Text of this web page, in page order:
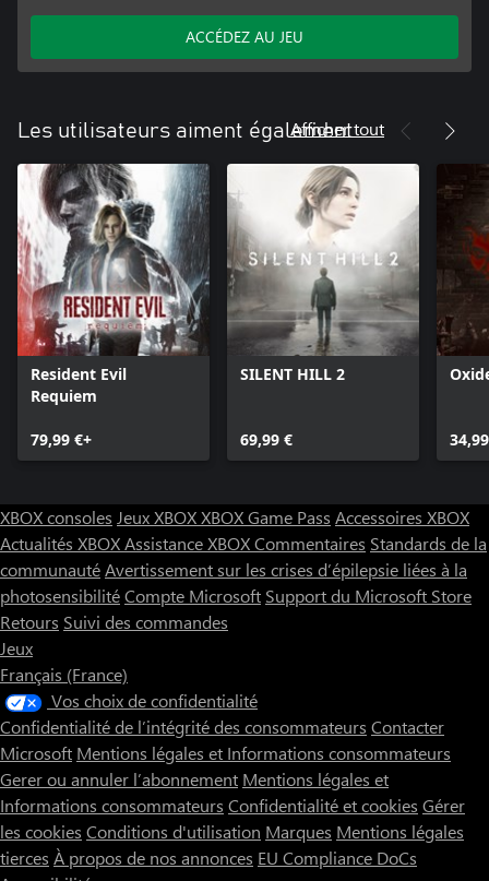
ACCÉDEZ AU JEU
Les utilisateurs aiment également
Afficher tout
Resident Evil
Requiem
79,99 €+
SILENT HILL 2
69,99 €
XBOX consoles Jeux XBOXXBOX Game Pass Accessoires XBOX
Actualités XBOXAssistance XBOXCommentaires Standards de la
communautéAvertissement sur les crises d’épilepsie liées à la
photosensibilitéCompte Microsoft Support du Microsoft Store
Retours Suivi des commandes
Jeux
Français (France)
Vos choix de confidentialité
Confidentialité de l’intégrité des consommateurs Contacter
Microsoft Mentions légales et Informations consommateurs
Gerer ou annuler l’abonnement Mentions légales et
Informations consommateurs Confidentialité et cookies Gérer
les cookies Conditions d'utilisation Marques Mentions légales
tierces À propos de nos annonces EU Compliance DoCs